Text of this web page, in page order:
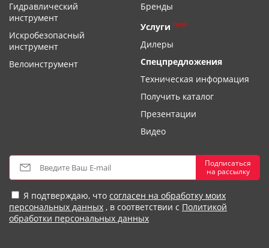
Гидравлический
инструмент
Искробезопасный
инструмент
Велоинструмент
Бренды
Услуги new
Дилеры
Спецпредложения
Техническая информация
Получить каталог
Презентации
Видео
Подписаться
на рассылку
Я подтверждаю, что согласен на обработку моих
персональных данных , в соответствии с Политикой
обработки персональных данных